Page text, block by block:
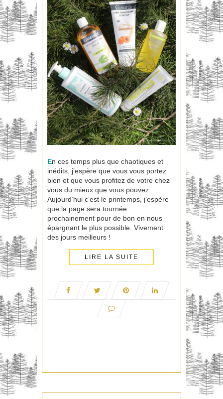
En ces temps plus que chaotiques et
inédits, j’espère que vous vous portez
bien et que vous profitez de votre chez
vous du mieux que vous pouvez.
Aujourd’hui c’est le printemps, j’espère
que la page sera tournée
prochainement pour de bon en nous
épargnant le plus possible. Vivement
des jours meilleurs !
LIRE LA SUITE